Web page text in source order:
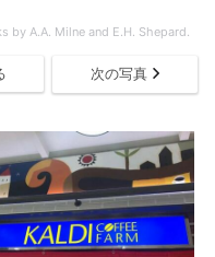
by A.A. Milne and E.H. Shepard.
次の写真